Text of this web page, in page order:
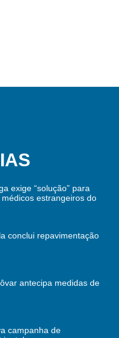
exige “solução” para
estrangeiros do
conclui repavimentação
antecipa medidas de
campanha de